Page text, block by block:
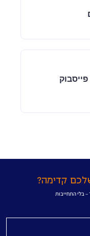
קדימה?
– בלי התחייבות